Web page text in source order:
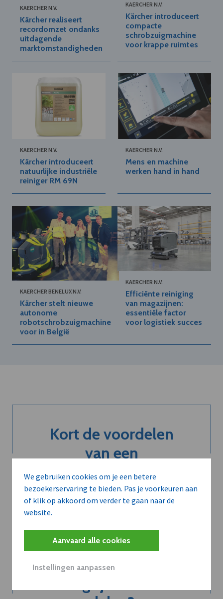
We gebruiken cookies om je een betere
bezoekerservaring te bieden. Pas je voorkeuren aan
of klik op akkoord om verder te gaan naar de
website.
Aanvaard alle cookies
Instellingen aanpassen
KAERCHER N.V.
Kärcher realiseert
recordomzet ondanks
uitdagende
marktomstandigheden
KAERCHER N.V.
Kärcher introduceert
compacte
schrobzuigmachine
voor krappe ruimtes
KAERCHER N.V.
Kärcher introduceert
natuurlijke industriële
reiniger RM 69N
KAERCHER N.V.
Mens en machine
werken hand in hand
KAERCHER BENELUX N.V.
Kärcher stelt nieuwe
autonome
robotschrobzuigmachine
voor in België
KAERCHER N.V.
Efficiënte reiniging
van magazijnen:
essentiële factor
voor logistiek succes
Kort de voordelen
van een
abonnement...